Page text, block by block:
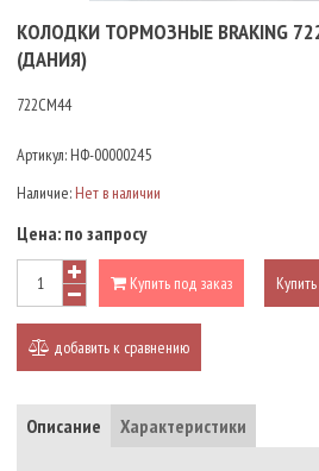
КОЛОДКИ ТОРМОЗНЫЕ BRAKING
(ДАНИЯ)
722CM44
Артикул: НФ-00000245
Наличие: Нет в наличии
Цена: по запросу
Купить под заказ
добавить к сравнению
Описание Характеристики